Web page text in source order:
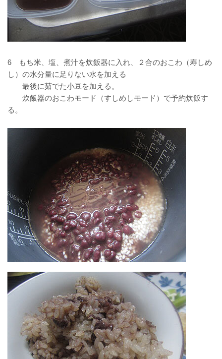
6 もち米、塩、煮汁を炊飯器に入れ、２合のおこわ（寿しめ
し）の水分量に足りない水を加える
最後に茹でた小豆を加える。
炊飯器のおこわモード（すしめしモード）で予約炊飯す
る。